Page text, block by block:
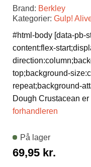
Brand: Berkley
Kategorier: Gulp!
#html-body [data-pb-
content:flex-
top;background-
repeat;background-
Dough Crustacean er
forhandleren
69,95 kr.
På lager